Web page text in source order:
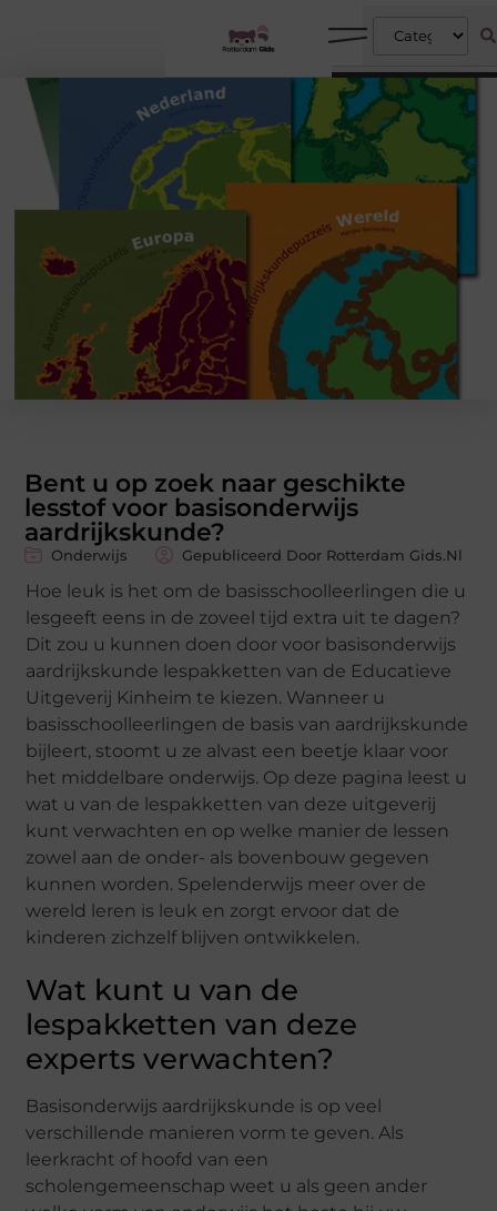
Bent u op zoek naar geschikte
lesstof voor basisonderwijs
aardrijkskunde?
Onderwijs Gepubliceerd Door Rotterdam Gids.nl
Hoe leuk is het om de basisschoolleerlingen die u
lesgeeft eens in de zoveel tijd extra uit te dagen?
Dit zou u kunnen doen door voor basisonderwijs
aardrijkskunde lespakketten van de Educatieve
Uitgeverij Kinheim te kiezen. Wanneer u
basisschoolleerlingen de basis van aardrijkskunde
bijleert, stoomt u ze alvast een beetje klaar voor
het middelbare onderwijs. Op deze pagina leest u
wat u van de lespakketten van deze uitgeverij
kunt verwachten en op welke manier de lessen
zowel aan de onder- als bovenbouw gegeven
kunnen worden. Spelenderwijs meer over de
wereld leren is leuk en zorgt ervoor dat de
kinderen zichzelf blijven ontwikkelen.
Wat kunt u van de
lespakketten van deze
experts verwachten?
Basisonderwijs aardrijkskunde is op veel
verschillende manieren vorm te geven. Als
leerkracht of hoofd van een
scholengemeenschap weet u als geen ander